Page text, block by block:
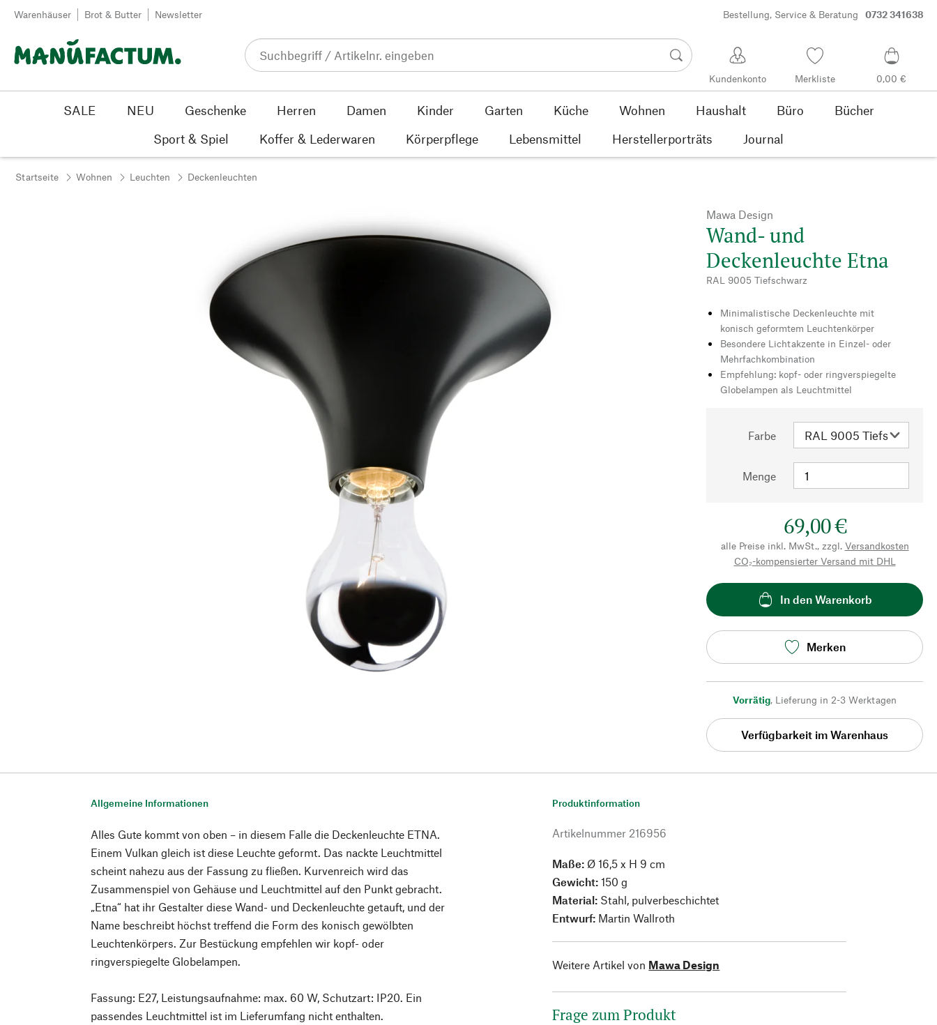
Zum Inhalt springen
Warenhäuser Brot & Butter Newsletter Bestellung, Service & Beratung 0732 341638
Kundenkonto Merkliste 0,00 €
SALE NEU Geschenke Herren Damen Kinder Garten Küche Wohnen Haushalt Büro
Bücher
Sport & Spiel
Koffer & Lederwaren Körperpflege Lebensmittel Herstellerporträts Journal
Startseite Wohnen Leuchten Deckenleuchten
Mawa Design
Wand- und
Deckenleuchte Etna
RAL 9005 Tiefschwarz
Minimalistische Deckenleuchte mit
konisch geformtem Leuchtenkörper
Besondere Lichtakzente in Einzel- oder
Mehrfachkombination
Empfehlung: kopf- oder ringverspiegelte
Globelampen als Leuchtmittel
Farbe
Menge
69,00 €
alle Preise inkl. MwSt., zzgl. Versandkosten
CO₂-kompensierter Versand mit DHL
In den Warenkorb
Merken
Vorrätig, Lieferung in 2-3 Werktagen
Verfügbarkeit im Warenhaus
Allgemeine Informationen
Alles Gute kommt von oben – in diesem Falle die Deckenleuchte ETNA.
Einem Vulkan gleich ist diese Leuchte geformt. Das nackte Leuchtmittel
scheint nahezu aus der Fassung zu fließen. Kurvenreich wird das
Zusammenspiel von Gehäuse und Leuchtmittel auf den Punkt gebracht.
„Etna“ hat ihr Gestalter diese Wand- und Deckenleuchte getauft, und der
Name beschreibt höchst treffend die Form des konisch gewölbten
Leuchtenkörpers. Zur Bestückung empfehlen wir kopf- oder
ringverspiegelte Globelampen.
Fassung: E27, Leistungsaufnahme: max. 60 W, Schutzart: IP20. Ein
passendes Leuchtmittel ist im Lieferumfang nicht enthalten.
Produktinformation
Artikelnummer 216956
Maße: Ø 16,5 x H 9 cm
Gewicht: 150 g
Material: Stahl, pulverbeschichtet
Entwurf: Martin Wallroth
Weitere Artikel von Mawa Design
Frage zum Produkt